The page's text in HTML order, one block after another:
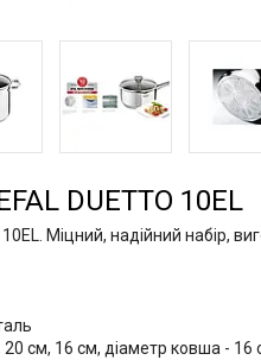
DUETTO 10EL
. Міцний, надійний набір,
20 см, 16 см, діаметр ковша - 16